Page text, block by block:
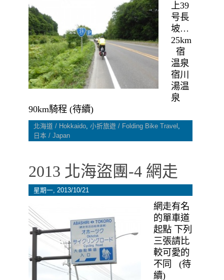
上39
号長
坡…
25km
宿
温泉
宿川
湯温
泉
90km騎程 (待續)
北海道 / Hokkaido, 小折旅遊 / Folding Bike Travel ,
日本 / Japan
2013 北海盜團-4 網走
星期一, 2013/10/21
網走有名
的單車道
起點 下列
三張請比
較可愛的
不同 (待
續)